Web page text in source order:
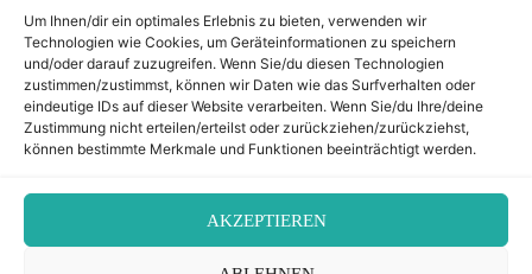
Um Ihnen/dir ein optimales Erlebnis zu bieten, verwenden wir
Technologien wie Cookies, um Geräteinformationen zu speichern
und/oder darauf zuzugreifen. Wenn Sie/du diesen Technologien
zustimmen/zustimmst, können wir Daten wie das Surfverhalten oder
eindeutige IDs auf dieser Website verarbeiten. Wenn Sie/du Ihre/deine
Zustimmung nicht erteilen/erteilst oder zurückziehen/zurückziehst,
können bestimmte Merkmale und Funktionen beeinträchtigt werden.
AKZEPTIEREN
©2026 Der Transkribierer
Kontakt / Impressum
Back